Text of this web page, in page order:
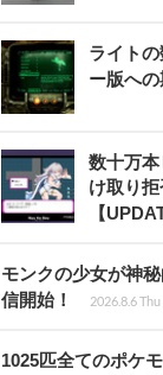
ライト
ー版へ
数十万
け取り
【
モンクの少女が神
信開始！
2026.8.6
1025匹全てのポケ